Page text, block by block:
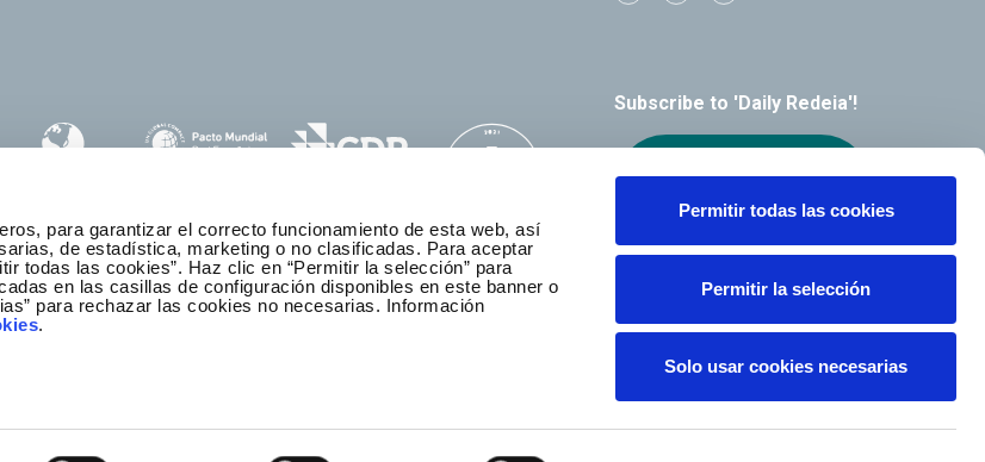
para garantizar el correcto funcionamiento de esta web, así
de estadística, marketing o no clasificadas. Para aceptar
todas las cookies”. Haz clic en “Permitir la selección” para
en las casillas de configuración disponibles en este banner o
para rechazar las cookies no necesarias. Información
.
Permitir todas las cookies
Permitir la selección
Solo usar cookies necesarias
Subscribe to 'Daily Redeia'!
Receive our
alerts by email
Channel